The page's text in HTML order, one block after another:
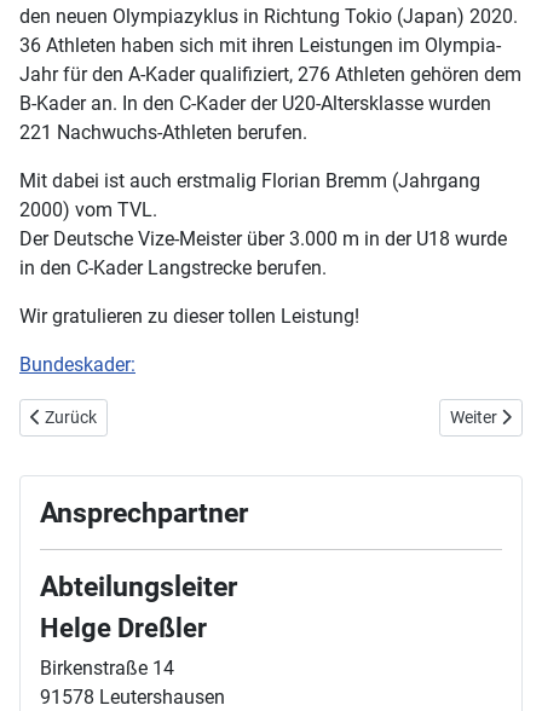
den neuen Olympiazyklus in Richtung Tokio (Japan) 2020.
36 Athleten haben sich mit ihren Leistungen im Olympia-
Jahr für den A-Kader qualifiziert, 276 Athleten gehören dem
B-Kader an. In den C-Kader der U20-Altersklasse wurden
221 Nachwuchs-Athleten berufen.
Mit dabei ist auch erstmalig Florian Bremm (Jahrgang
2000) vom TVL.
Der Deutsche Vize-Meister über 3.000 m in der U18 wurde
in den C-Kader Langstrecke berufen.
Wir gratulieren zu dieser tollen Leistung!
Bundeskader:
Vorheriger Beitrag: 5. November 2016 Lichterlauf in Rothenburg
Zurück Nächster
Weiter
Ansprechpartner
Abteilungsleiter
Helge Dreßler
Birkenstraße 14
91578 Leutershausen